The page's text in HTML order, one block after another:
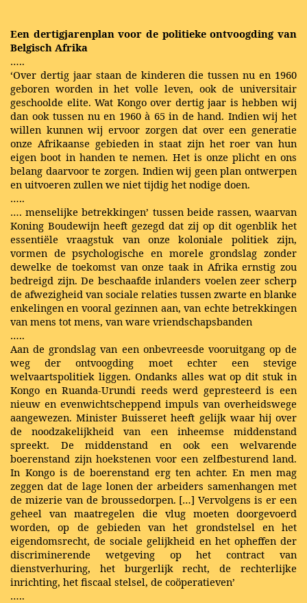
Een dertigjarenplan voor de politieke ontvoogding van
Belgisch Afrika
…..
‘Over dertig jaar staan de kinderen die tussen nu en 1960
geboren worden in het volle leven, ook de universitair
geschoolde elite. Wat Kongo over dertig jaar is hebben wij
dan ook tussen nu en 1960 à 65 in de hand. Indien wij het
willen kunnen wij ervoor zorgen dat over een generatie
onze Afrikaanse gebieden in staat zijn het roer van hun
eigen boot in handen te nemen. Het is onze plicht en ons
belang daarvoor te zorgen. Indien wij geen plan ontwerpen
en uitvoeren zullen we niet tijdig het nodige doen.
…..
…. menselijke betrekkingen’ tussen beide rassen, waarvan
Koning Boudewijn heeft gezegd dat zij op dit ogenblik het
essentiële vraagstuk van onze koloniale politiek zijn,
vormen de psychologische en morele grondslag zonder
dewelke de toekomst van onze taak in Afrika ernstig zou
bedreigd zijn. De beschaafde inlanders voelen zeer scherp
de afwezigheid van sociale relaties tussen zwarte en blanke
enkelingen en vooral gezinnen aan, van echte betrekkingen
van mens tot mens, van ware vriendschapsbanden
…..
Aan de grondslag van een onbevreesde vooruitgang op de
weg der ontvoogding moet echter een stevige
welvaartspolitiek liggen. Ondanks alles wat op dit stuk in
Kongo en Ruanda-Urundi reeds werd gepresteerd is een
nieuw en evenwichtscheppend impuls van overheidswege
aangewezen. Minister Buisseret heeft gelijk waar hij over
de noodzakelijkheid van een inheemse middenstand
spreekt. De middenstand en ook een welvarende
boerenstand zijn hoekstenen voor een zelfbesturend land.
In Kongo is de boerenstand erg ten achter. En men mag
zeggen dat de lage lonen der arbeiders samenhangen met
de mizerie van de broussedorpen. […] Vervolgens is er een
geheel van maatregelen die vlug moeten doorgevoerd
worden, op de gebieden van het grondstelsel en het
eigendomsrecht, de sociale gelijkheid en het opheffen der
discriminerende wetgeving op het contract van
dienstverhuring, het burgerlijk recht, de rechterlijke
inrichting, het fiscaal stelsel, de coöperatieven’
…..